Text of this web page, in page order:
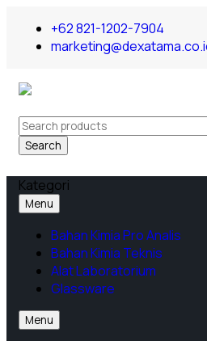
+62 821-1202-7904
Search
Kategori
Menu
Bahan Kimia Pro Analis
Bahan Kimia Teknis
Alat Laboratorium
Glassware
Menu